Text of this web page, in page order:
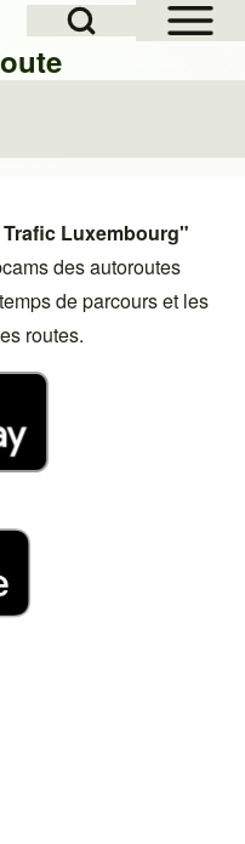
Luxembourg"
des autoroutes
de parcours et les
routes.